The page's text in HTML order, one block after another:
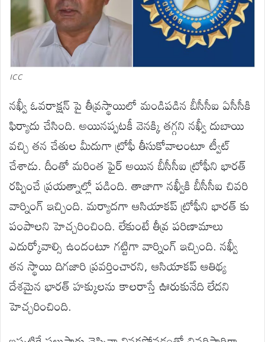
ICC
నఖ్వీ ఓవరాక్షన్ పై తీవ్రస్థాయిలో మండిపడిన బీసీసీఐ ఏసీసీకి
ఫిర్యాదు చేసింది. అయినప్పటకీ వెనక్కి తగ్గని నఖ్వీ దుబాయి
వచ్చి తన చేతుల మీదుగా ట్రోఫీ తీసుకోవాలంటూ ట్వీట్
చేశాడు. దీంతో మరింత ఫైర్ అయిన బీసీసీఐ ట్రోఫీని భారత్
రప్పించే ప్రయత్నాల్లో పడింది. తాజాగా నఖ్వీకి బీసీసీఐ చివరి
వార్నింగ్ ఇచ్చింది. మర్యాదగా ఆసియాకప్ ట్రోఫీని భారత్ కు
పంపాలని హెచ్చరించింది. లేకుంటే తీవ్ర పరిణామాలు
ఎదుర్కోవాల్సి ఉందంటూ గట్టిగా వార్నింగ్ ఇచ్చింది. నఖ్వీ
తన స్థాయి దిగజారి ప్రవర్తించారని, ఆసియాకప్ ఆతిథ్య
దేశమైన భారత్ హక్కులను కాలరాస్తే ఊరుకునేది లేదని
హెచ్చరించింది.